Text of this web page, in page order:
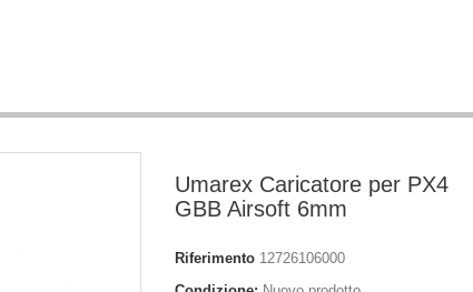
Umarex Caricatore per PX4
GBB Airsoft 6mm
Riferimento 12726106000